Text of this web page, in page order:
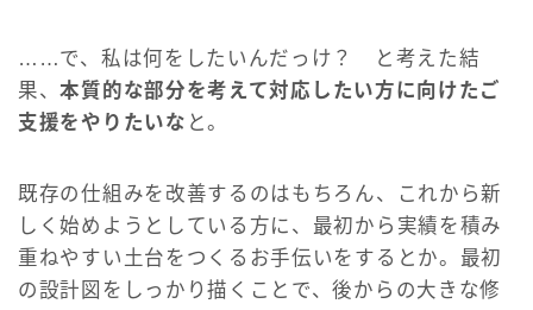
……で、私は何をしたいんだっけ？ と考えた結
果、本質的な部分を考えて対応したい方に向けたご
支援をやりたいな と。
既存の仕組みを改善するのはもちろん、これから新
しく始めようとしている方に、最初から実績を積み
重ねやすい土台をつくるお手伝いをするとか。最初
の設計図をしっかり描くことで、後からの大きな修